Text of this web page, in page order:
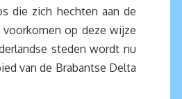
die zich hechten aan de
op deze wijze
steden wordt nu
van de Brabantse Delta